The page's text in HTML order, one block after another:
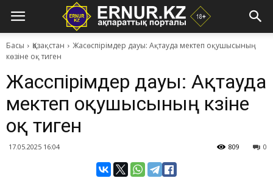
Басы Қазақстан
Жасөспірімдер дауы: Ақтауда мектеп оқушысының
көзіне оқ тиген
Жасөспірімдер дауы: Ақтауда
мектеп оқушысының көзіне
оқ тиген
17.05.2025 16:04 0
809